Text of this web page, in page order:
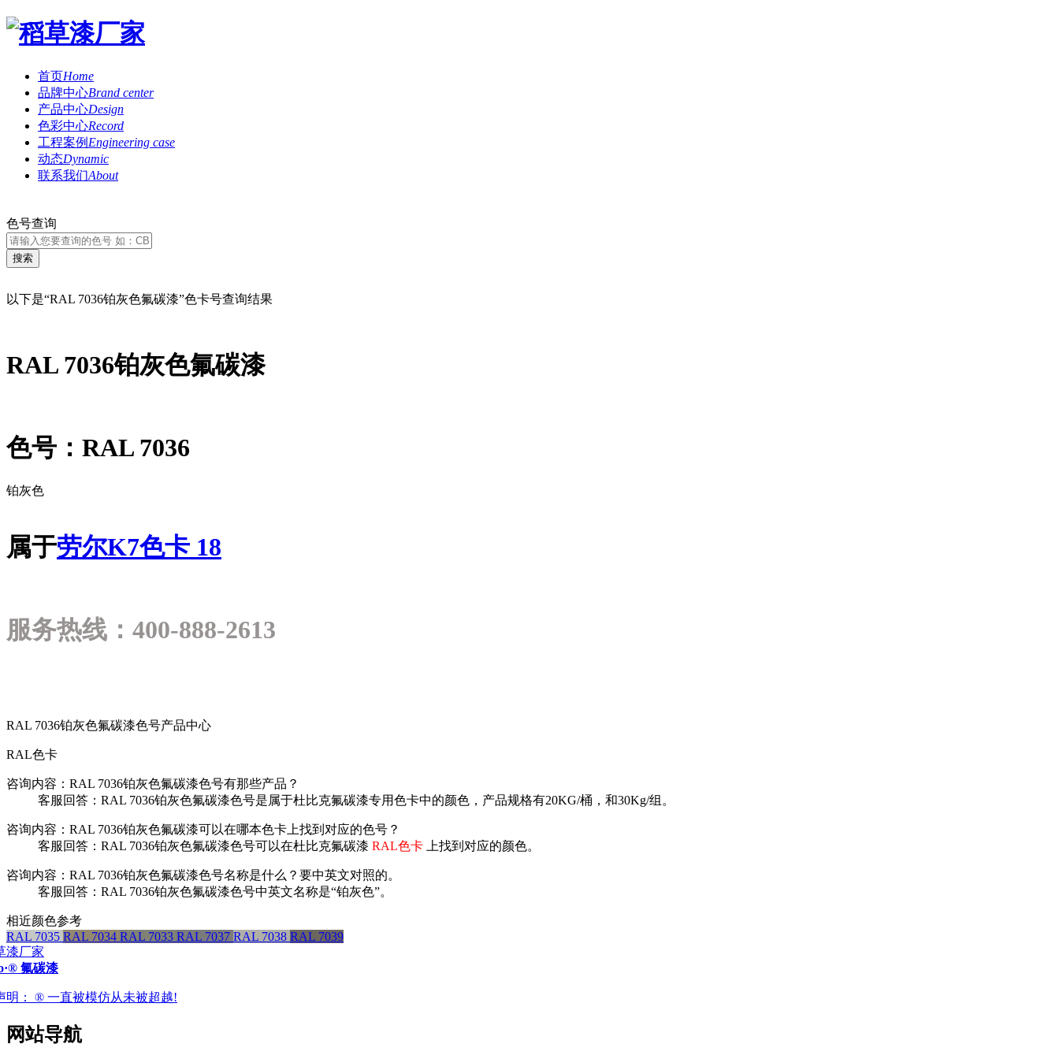
首页Home
品牌中心Brand center
产品中心Design
色彩中心Record
工程案例 Engineering case
动态Dynamic
联系我们About
色号查询
以下是“RAL 7036铂灰色氟碳漆”色卡号查询结果
RAL 7036铂灰色氟碳漆
色号：RAL 7036
铂灰色
属于劳尔K7色卡 18
服务热线：400-888-2613
RAL 7036铂灰色氟碳漆色号产品中心
RAL色卡
咨询内容：RAL 7036铂灰色氟碳漆色号有那些产品？
客服回答：RAL 7036铂灰色氟碳漆色号是属于杜比克氟碳漆专用色卡中的颜色，产品规格有20KG/桶，和30Kg/组。
咨询内容：RAL 7036铂灰色氟碳漆可以在哪本色卡上找到对应的色号？
客服回答：RAL 7036铂灰色氟碳漆色号可以在杜比克氟碳漆 RAL色卡 上找到对应的颜色。
咨询内容：RAL 7036铂灰色氟碳漆色号名称是什么？要中英文对照的。
客服回答：RAL 7036铂灰色氟碳漆色号中英文名称是“铂灰色”。
相近颜色参考
RAL 7035 RAL 7034 RAL 7033 RAL 7037 RAL 7038 RAL 7039
氟碳漆
明： ® 一直被模仿从未被超越!
网站导航